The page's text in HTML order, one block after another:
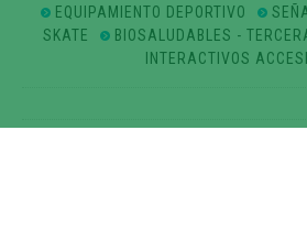
EQUIPAMIENTO DEPORTIVO
SKATE
BIOSALUDABLES -
INTERACTIVOS